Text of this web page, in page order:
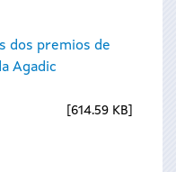
dos premios de
Agadic
614.59 KB